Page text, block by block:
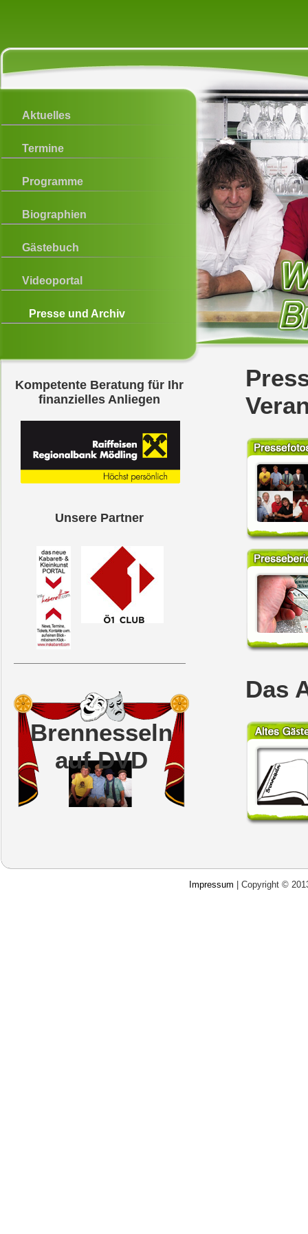
Aktuelles
Termine
Programme
Biographien
Gästebuch
Videoportal
Presse und Archiv
Kompetente Beratung für Ihr
finanzielles Anliegen
Unsere Partner
Brennesseln
auf DVD
Das
Impressum | Copyright ©